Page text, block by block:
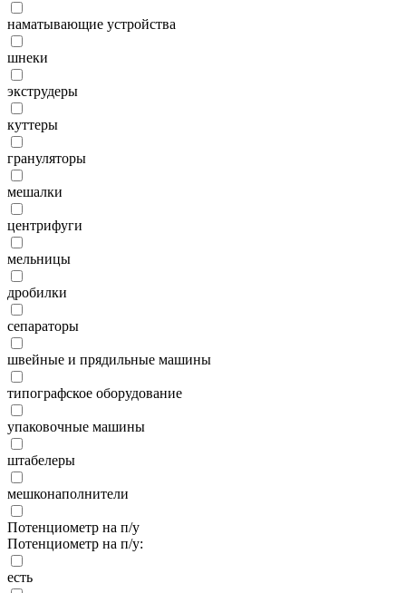
наматывающие устройства
шнеки
экструдеры
куттеры
грануляторы
мешалки
центрифуги
мельницы
дробилки
сепараторы
швейные и прядильные машины
типографское оборудование
упаковочные машины
штабелеры
мешконаполнители
Потенциометр на п/у
Потенциометр на п/у:
есть